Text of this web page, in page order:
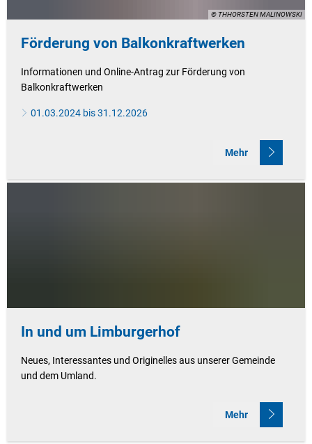
© THHORSTEN MALINOWSKI
Förderung von Balkonkraftwerken
Informationen und Online-Antrag zur Förderung von
Balkonkraftwerken
01.03.2024 bis 31.12.2026
Mehr
In und um Limburgerhof
Neues, Interessantes und Originelles aus unserer Gemeinde
und dem Umland.
Mehr